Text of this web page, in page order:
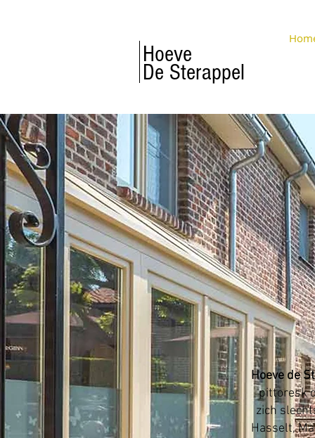
Hoeve
De Sterappel
Hoeve de
pittoresk
zich
Hasselt,